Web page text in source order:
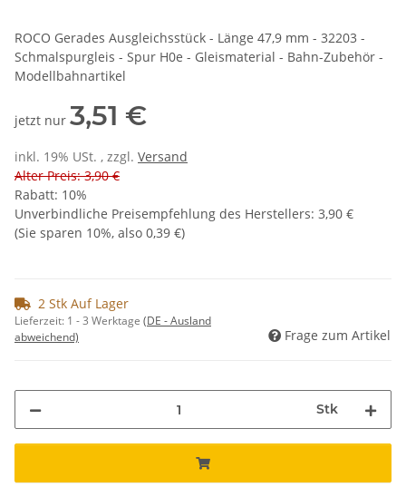
ROCO Gerades Ausgleichsstück - Länge 47,9 mm - 32203 -
Schmalspurgleis - Spur H0e - Gleismaterial - Bahn-Zubehör -
Modellbahnartikel
jetzt nur 3,51 €
inkl. 19% USt. , zzgl. Versand
Alter Preis: 3,90 €
Rabatt: 10%
Unverbindliche Preisempfehlung des Herstellers: 3,90 €
(Sie sparen 10%, also 0,39 €)
2 Stk Auf Lager
Lieferzeit: 1 - 3 Werktage (DE - Ausland
abweichend)
Frage zum Artikel
Stk